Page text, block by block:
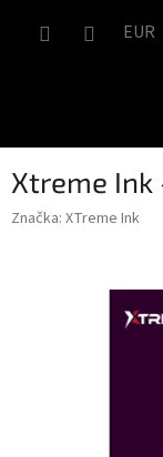
EUR
Xtreme
Značka: XTreme Ink